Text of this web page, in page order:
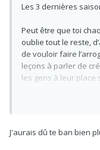
Les 3 dernières
Peut être que toi
oublie tout le reste,
de vouloir faire
leçons à parler de
les gens à leur place
qui consiste à voir
J'aurais dû te ban bien